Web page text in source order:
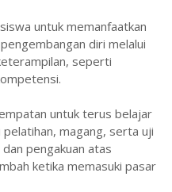
untuk memanfaatkan
diri melalui
seperti
untuk terus belajar
magang, serta uji
pengakuan atas
ketika memasuki pasar